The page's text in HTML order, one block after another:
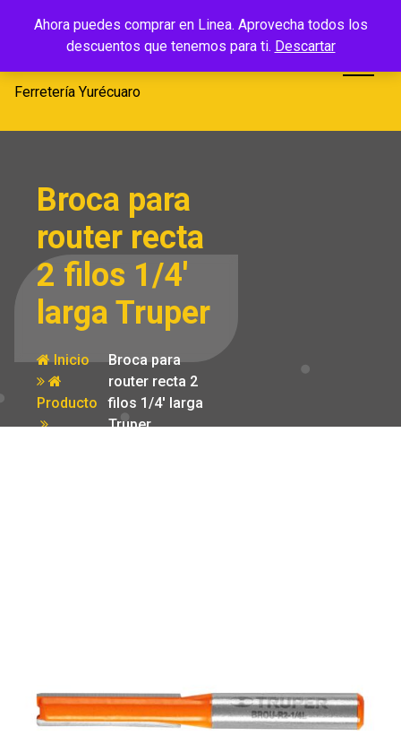
Ahora puedes comprar en Linea. Aprovecha todos los
descuentos que tenemos para ti. Descartar
Ferretería
Yurécuaro
Ferretería Yurécuaro
Broca para
router recta
2 filos 1/4′
larga Truper
Inicio
Producto
Broca para
router recta 2
filos 1/4′ larga
Truper